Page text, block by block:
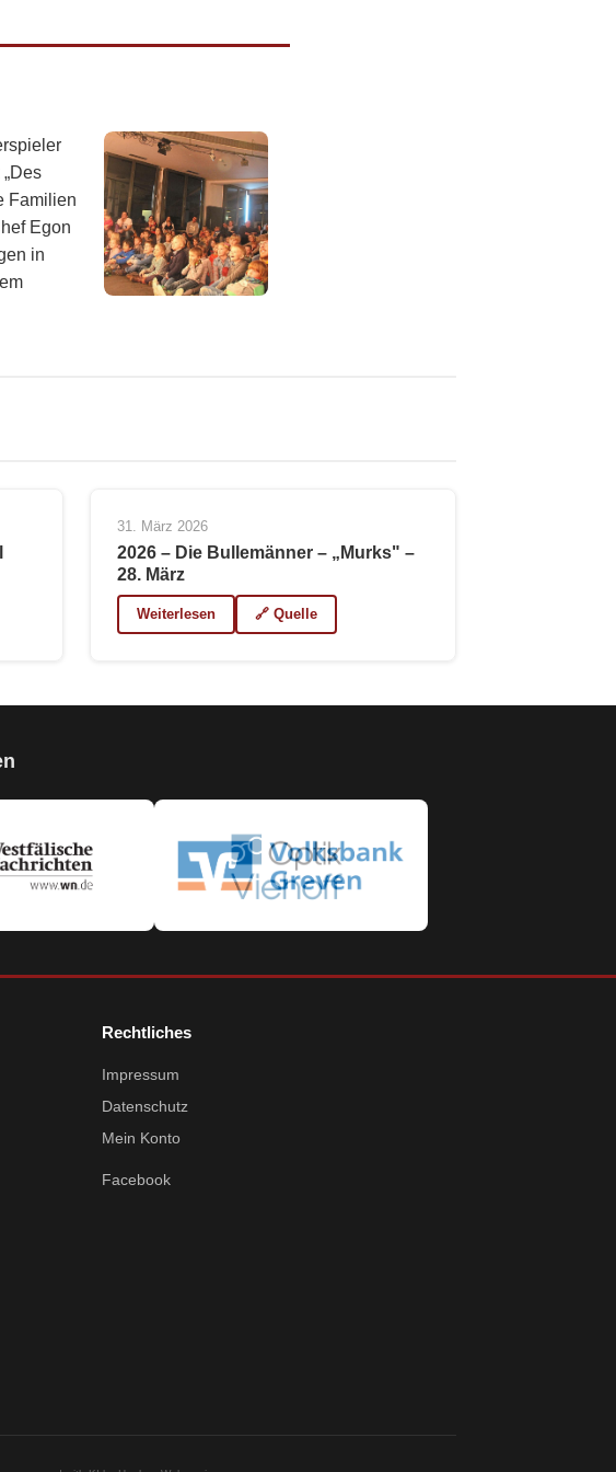
Familien
Egon
in
31. März 2026
2026 – Die Bullemänner – „Murks" –
28. März
Weiterlesen 🔗 Quelle
Rechtliches
Impressum
Datenschutz
Mein Konto
Facebook